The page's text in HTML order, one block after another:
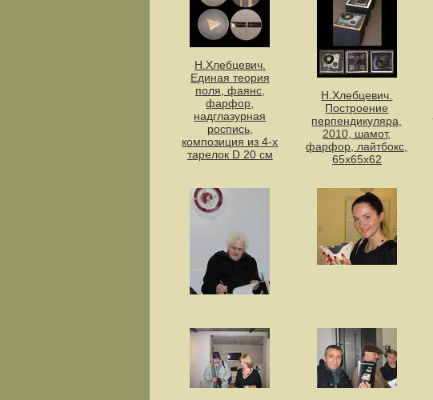
Н.Хлебцевич.
Единая теория
поля, фаянс,
фарфор,
надглазурная
роспись,
композиция из 4-х
тарелок D 20 см
Н.Хлебцевич.
Построение
перпендикуляра,
2010, шамот,
фарфор, лайтбокс,
65х65х62